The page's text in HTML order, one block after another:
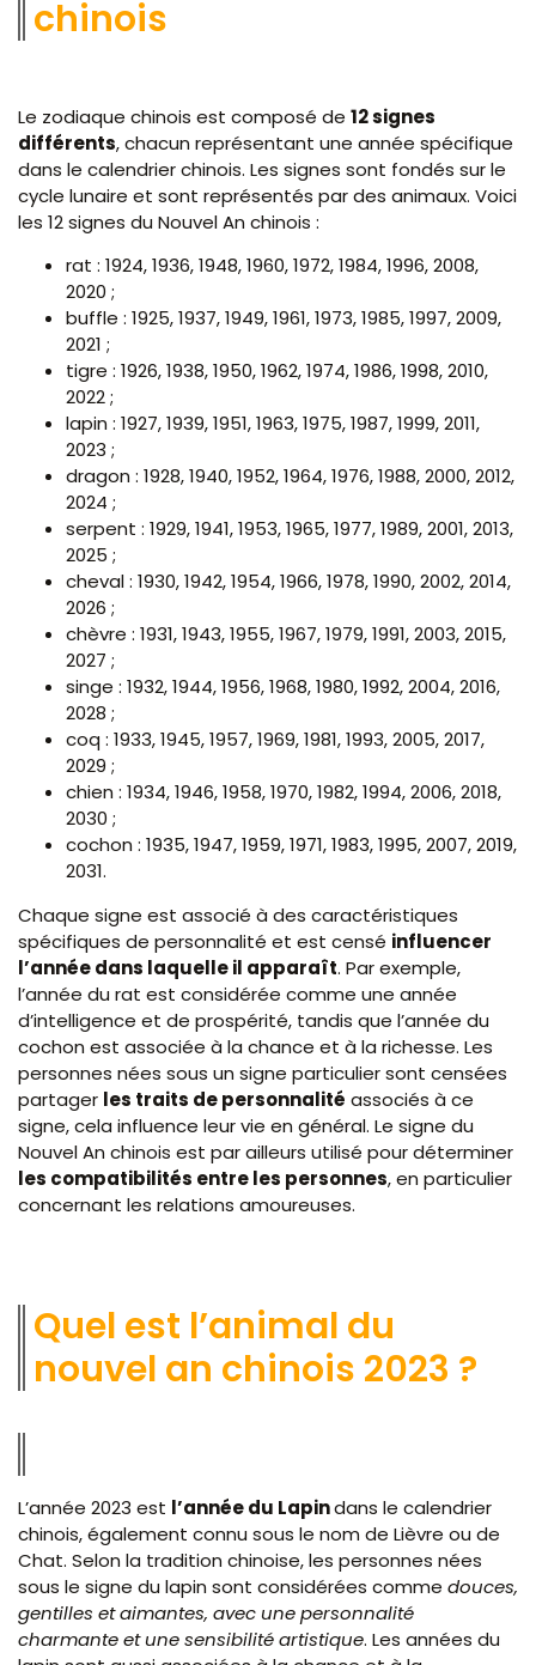
chinois
Le zodiaque chinois est composé de 12 signes
différents, chacun représentant une année spécifique
dans le calendrier chinois. Les signes sont fondés sur le
cycle lunaire et sont représentés par des animaux. Voici
les 12 signes du Nouvel An chinois :
rat : 1924, 1936, 1948, 1960, 1972, 1984, 1996, 2008,
2020 ;
buffle : 1925, 1937, 1949, 1961, 1973, 1985, 1997, 2009,
2021 ;
tigre : 1926, 1938, 1950, 1962, 1974, 1986, 1998, 2010,
2022 ;
lapin : 1927, 1939, 1951, 1963, 1975, 1987, 1999, 2011,
2023 ;
dragon : 1928, 1940, 1952, 1964, 1976, 1988, 2000, 2012,
2024 ;
serpent : 1929, 1941, 1953, 1965, 1977, 1989, 2001, 2013,
2025 ;
cheval : 1930, 1942, 1954, 1966, 1978, 1990, 2002, 2014,
2026 ;
chèvre : 1931, 1943, 1955, 1967, 1979, 1991, 2003, 2015,
2027 ;
singe : 1932, 1944, 1956, 1968, 1980, 1992, 2004, 2016,
2028 ;
coq : 1933, 1945, 1957, 1969, 1981, 1993, 2005, 2017,
2029 ;
chien : 1934, 1946, 1958, 1970, 1982, 1994, 2006, 2018,
2030 ;
cochon : 1935, 1947, 1959, 1971, 1983, 1995, 2007, 2019,
2031.
Chaque signe est associé à des caractéristiques
spécifiques de personnalité et est censé influencer
l’année dans laquelle il apparaît. Par exemple,
l’année du rat est considérée comme une année
d’intelligence et de prospérité, tandis que l’année du
cochon est associée à la chance et à la richesse. Les
personnes nées sous un signe particulier sont censées
partager les traits de personnalité associés à ce
signe, cela influence leur vie en général. Le signe du
Nouvel An chinois est par ailleurs utilisé pour déterminer
les compatibilités entre les personnes, en particulier
concernant les relations amoureuses.
Quel est l’animal du
nouvel an chinois 2023 ?
L’année 2023 est l’année du Lapindans le calendrier
chinois, également connu sous le nom de Lièvre ou de
Chat. Selon la tradition chinoise, les personnes nées
sous le signe du lapin sont considérées comme douces,
gentilles et aimantes, avec une personnalité
charmante et une sensibilité artistique. Les années du